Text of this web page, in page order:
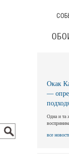
Окак
—
Одна и та
все